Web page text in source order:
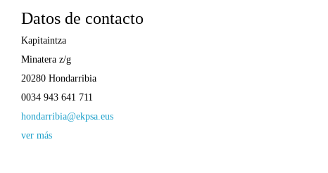
Datos de contacto
Kapitaintza
Minatera z/g
20280 Hondarribia
0034 943 641 711
hondarribia@ekpsa.eus
ver más